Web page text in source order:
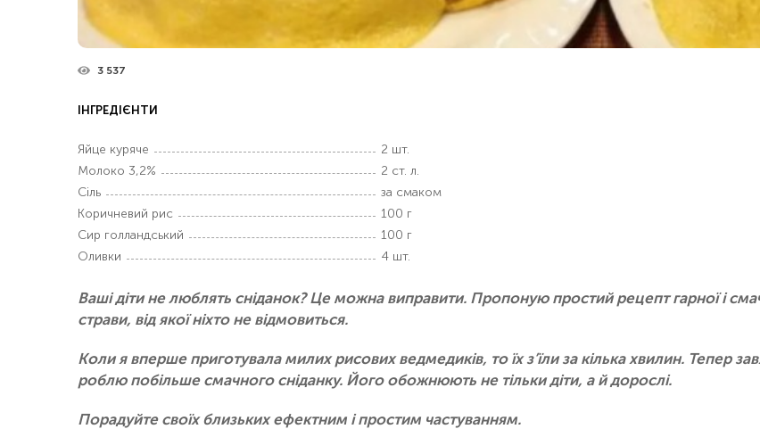
3 537
ІНГРЕДІЄНТИ
Яйце куряче
2 шт.
Молоко 3,2%
2 ст. л.
Сіль
за смаком
Коричневий рис
100 г
Сир голландський
100 г
Оливки
4 шт.
Ваші діти не люблять сніданок? Це можна виправити. Пропоную простий рецепт гарної і
страви, від якої ніхто не відмовиться.
Коли я вперше приготувала милих рисових ведмедиків, то їх з’їли за кілька хвилин. Тепер
роблю побільше смачного сніданку. Його обожнюють не тільки діти, а й дорослі.
Порадуйте своїх близьких ефектним і простим частуванням.